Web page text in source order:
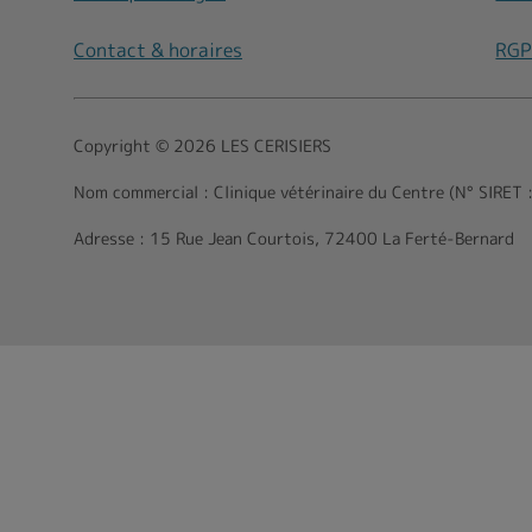
Contact & horaires
Copyright © 2026 LES CERISIERS
Nom commercial : Clinique vétérinaire du Centre (N°
Adresse : 15 Rue Jean Courtois, 72400 La Ferté-Bernard